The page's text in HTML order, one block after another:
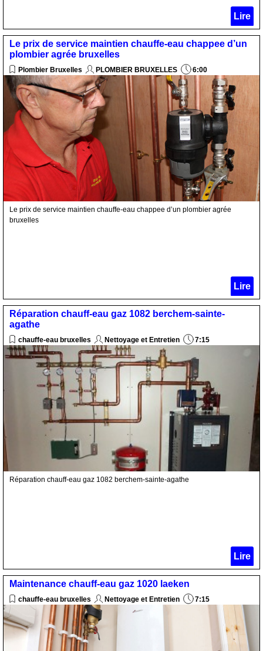
Lire
Le prix de service maintien chauffe-eau chappee d’un
plombier agrée bruxelles
Plombier Bruxelles PLOMBIER BRUXELLES 6:00
Le prix de service maintien chauffe-eau chappee d’un plombier agrée
bruxelles
Lire
Réparation chauff-eau gaz 1082 berchem-sainte-
agathe
chauffe-eau bruxelles Nettoyage et Entretien 7:15
Réparation chauff-eau gaz 1082 berchem-sainte-agathe
Lire
Maintenance chauff-eau gaz 1020 laeken
chauffe-eau bruxelles Nettoyage et Entretien 7:15